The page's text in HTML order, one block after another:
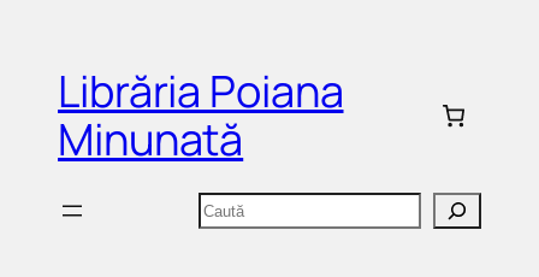
conținutLibrăria Poiana
Minunată
Caută